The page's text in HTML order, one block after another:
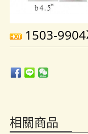
1503-9904
相關商品